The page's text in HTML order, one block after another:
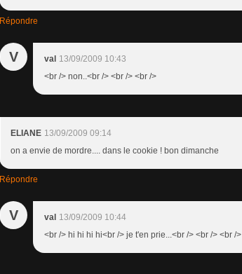
Répondre
V val 13/09/2009 10:43
<br /> non..<br /> <br /> <br />
ELIANE 13/09/2009 09:14
on a envie de mordre.... dans le cookie ! bon dimanche
Répondre
V val 13/09/2009 10:44
<br /> hi hi hi hi<br /> je t'en prie...<br /> <br /> <br />